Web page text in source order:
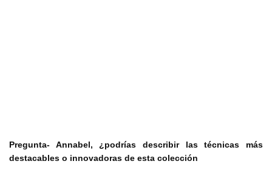
Pregunta- Annabel, ¿podrías describir las técnicas más
destacables o innovadoras de esta colección